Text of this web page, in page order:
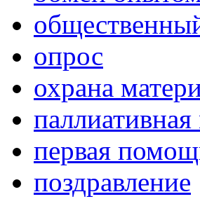
опрос
охрана
первая
поздравление